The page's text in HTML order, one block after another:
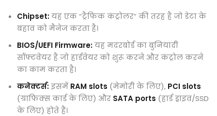
Chipset:यह एक “ट्रैफिक कंट्रोलर” की तरह है जो डेटा के
बहाव को मैनेज करता है।
BIOS/UEFI Firmware:यह मदरबोर्ड का बुनियादी
सॉफ्टवेयर है जो हार्डवेयर को शुरू करने और कंट्रोल करने
का काम करता है।
कनेक्टर्स:इसमें RAM slots (मेमोरी के लिए), PCI slots
(ग्राफिक्स कार्ड के लिए) और SATA ports (हार्ड ड्राइव/SSD
के लिए) होते हैं।